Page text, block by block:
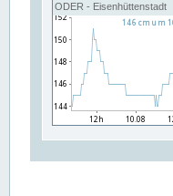
ODER - Eisenhüttenstadt